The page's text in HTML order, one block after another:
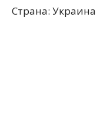
Страна: Украина